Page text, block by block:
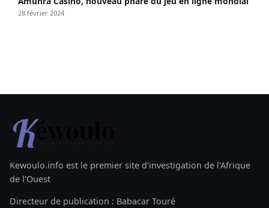
28 février 2024
Kewoulo.info est le premier site d'investigation de l'Afrique
de l'Ouest
Directeur de publication : Babacar Touré